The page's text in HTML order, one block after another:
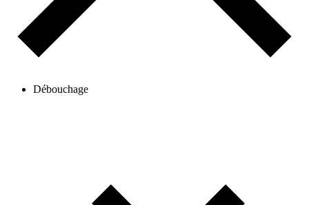
Débouchage